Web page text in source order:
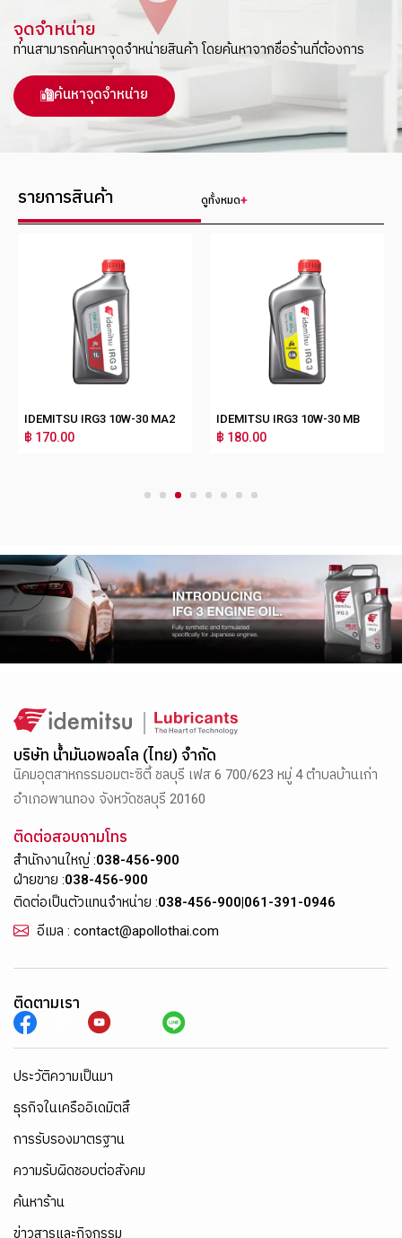
จุดจำหน่าย
ท่านสามารถค้นหาจุดจำหน่ายสินค้า โดยค้นหาจากชื่อร้านที่ต้องการ
ค้นหาจุดจำหน่าย
รายการสินค้า ดูทั้งหมด
IDEMITSU IRG3 10W-30 MA2
฿ 170.00
IDEMITSU IRG3 10W-30 MB
฿ 180.00
4 5 6 7 8
บริษัท น้ำมันอพอลโล (ไทย) จำกัด
นิคมอุตสาหกรรมอมตะซิตี้ ชลบุรี เฟส 6 700/623 หมู่ 4 ตำบลบ้านเก่า
อำเภอพานทอง จังหวัดชลบุรี 20160
ติดต่อสอบถามโทร
สำนักงานใหญ่ :038-456-900
ฝ่ายขาย :038-456-900
ติดต่อเป็นตัวแทนจำหน่าย :038-456-900|061-391-0946
อีเมล : contact@apollothai.com
ติดตามเรา
ประวัติความเป็นมา
ธุรกิจในเครืออิเดมิตสึ
การรับรองมาตรฐาน
ความรับผิดชอบต่อสังคม
ค้นหาร้าน
ข่าวสารและกิจกรรม